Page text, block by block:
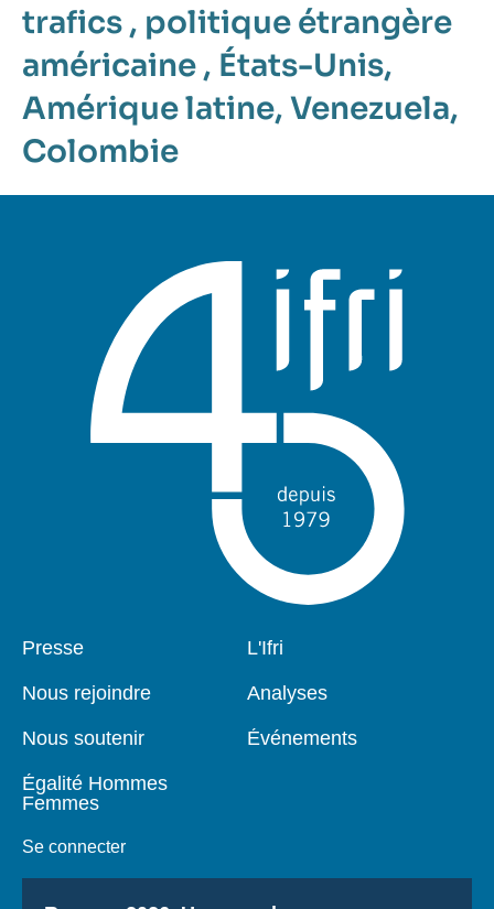
trafics , politique étrangère
américaine , États-Unis,
Amérique latine, Venezuela,
Colombie
Pied
Presse
Nous rejoindre
Nous soutenir
Égalité Hommes
Femmes
Se connecter
Navigation
L'Ifri
Analyses
Événements